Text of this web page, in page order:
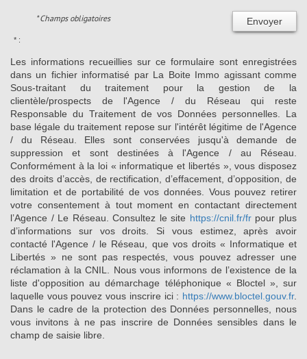
Envoyer
* Champs obligatoires
* :
Les informations recueillies sur ce formulaire sont enregistrées
dans un fichier informatisé par La Boite Immo agissant comme
Sous-traitant du traitement pour la gestion de la
clientèle/prospects de l'Agence / du Réseau qui reste
Responsable du Traitement de vos Données personnelles. La
base légale du traitement repose sur l'intérêt légitime de l'Agence
/ du Réseau. Elles sont conservées jusqu'à demande de
suppression et sont destinées à l'Agence / au Réseau.
Conformément à la loi « informatique et libertés », vous disposez
des droits d’accès, de rectification, d’effacement, d’opposition, de
limitation et de portabilité de vos données. Vous pouvez retirer
votre consentement à tout moment en contactant directement
l’Agence / Le Réseau. Consultez le site https://cnil.fr/frpour plus
d’informations sur vos droits. Si vous estimez, après avoir
contacté l'Agence / le Réseau, que vos droits « Informatique et
Libertés » ne sont pas respectés, vous pouvez adresser une
réclamation à la CNIL. Nous vous informons de l’existence de la
liste d'opposition au démarchage téléphonique « Bloctel », sur
laquelle vous pouvez vous inscrire ici : https://www.bloctel.gouv.fr.
Dans le cadre de la protection des Données personnelles, nous
vous invitons à ne pas inscrire de Données sensibles dans le
champ de saisie libre.